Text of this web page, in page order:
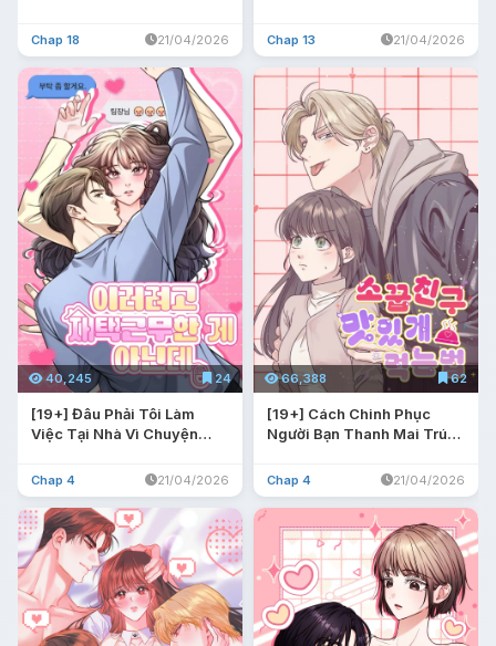
Chap 18 21/04/2026 Chap 13 21/04/2026
40,245 24
[19+] Đâu Phải Tôi Làm
Việc Tại Nhà Vì Chuyện
Chap 4 21/04/2026
66,388 62
[19+] Cách Chinh Phục
Người Bạn Thanh Mai Trúc
Chap 4 21/04/2026